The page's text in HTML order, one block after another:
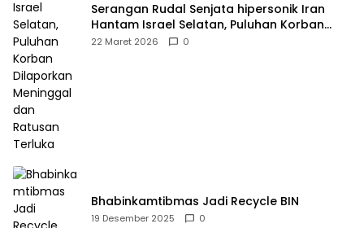
Serangan Rudal Senjata hipersonik Iran
Hantam Israel Selatan, Puluhan Korban
Dilaporkan Meninggal dan Ratusan Terluka
22 Maret 2026 0
Bhabinkamtibmas Jadi Recycle BIN
19 Desember 2025 0